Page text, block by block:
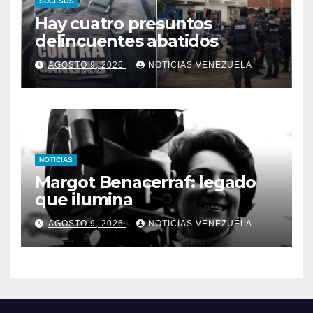
Hay cuatro presuntos
delincuentes abatidos
AGOSTO 9, 2026 NOTICIAS VENEZUELA
NOTICIAS
Margot Benacerraf: legado
que ilumina
AGOSTO 9, 2026 NOTICIAS VENEZUELA